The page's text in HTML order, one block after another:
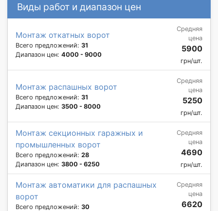
Виды работ и диапазон цен
Монтаж откатных ворот
Всего предложений: 31
Диапазон цен: 4000 - 9000
Средняя
цена
5900
грн/шт.
Монтаж распашных ворот
Всего предложений: 31
Диапазон цен: 3500 - 8000
Средняя
цена
5250
грн/шт.
Монтаж секционных гаражных и
промышленных ворот
Всего предложений: 28
Диапазон цен: 3800 - 6250
Средняя
цена
4690
грн/шт.
Монтаж автоматики для распашных
ворот
Всего предложений: 30
Средняя
цена
6620